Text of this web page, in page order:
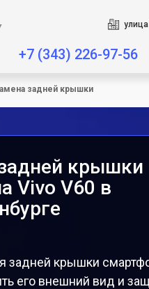
+7 (343) 226-97-56
задней крышки
крышки
Vivo V60 в
задней крышки
его внешний вид и